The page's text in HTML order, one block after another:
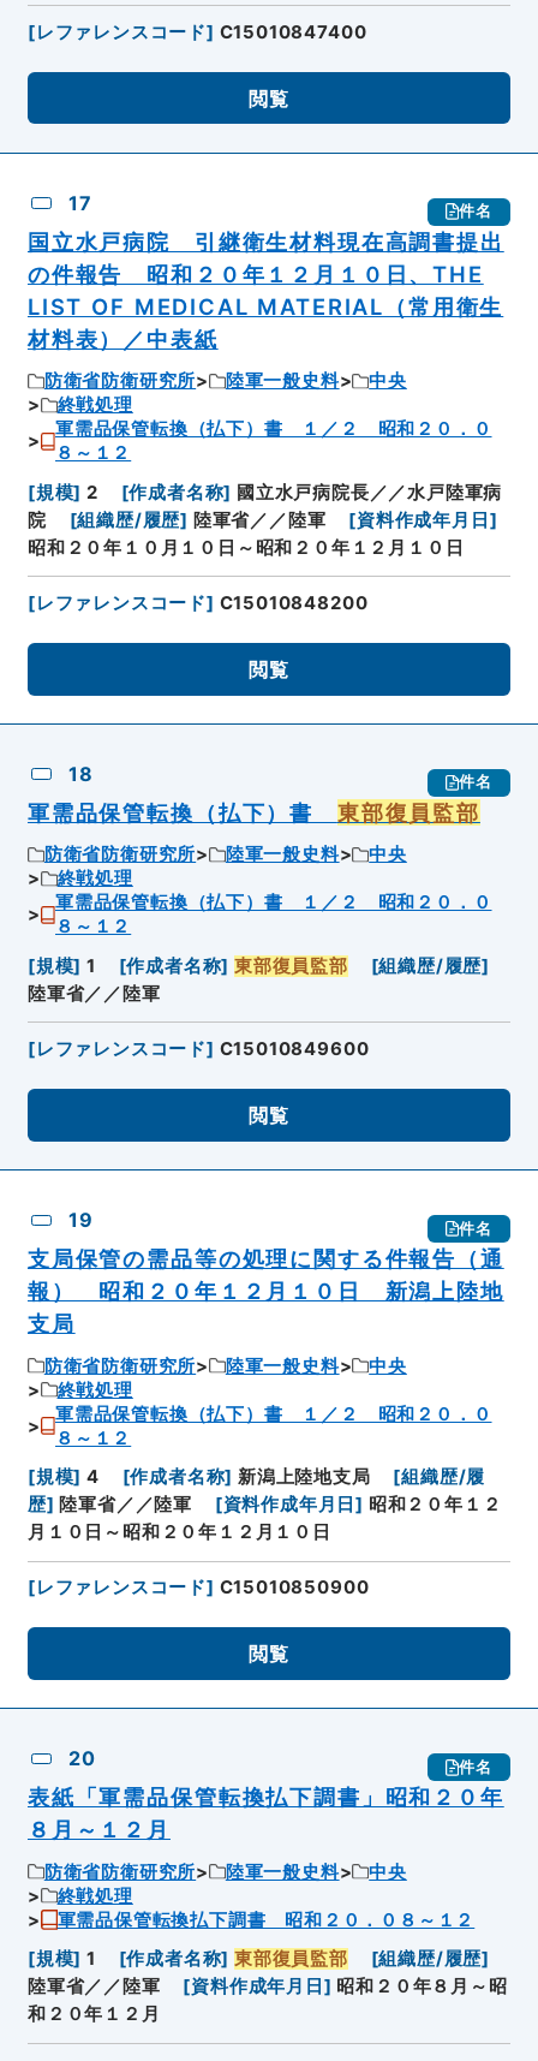
[レファレンスコード] C15010847400
閲覧
17 件名
国立水戸病院 引継衛生材料現在高調書提出
の件報告 昭和２０年１２月１０日、THE
LIST OF MEDICAL MATERIAL（常用衛生
材料表）／中表紙
防衛省防衛研究所 陸軍一般史料
中央
終戦処理
軍需品保管転換（払下）書 １／２ 昭和２０．０
８～１２
[規模] 2 [作成者名称] 國立水戸病院長／／水戸陸軍病
院
[組織歴/履歴] 陸軍省／／陸軍 [資料作成年月日 ]
昭和２０年１０月１０日～昭和２０年１２月１０日
[レファレンスコード] C15010848200
閲覧
18 件名
軍需品保管転換（払下）書 東部復員監部
防衛省防衛研究所 陸軍一般史料
中央
終戦処理
軍需品保管転換（払下）書 １／２ 昭和２０．０
８～１２
[規模] 1 [作成者名称] 東部復員監部 [組織歴/履歴]
陸軍省／／陸軍
[レファレンスコード] C15010849600
閲覧
19 件名
支局保管の需品等の処理に関する件報告（通
報） 昭和２０年１２月１０日 新潟上陸地
支局
防衛省防衛研究所 陸軍一般史料
中央
終戦処理
軍需品保管転換（払下）書 １／２ 昭和２０．０
８～１２
[規模] 4 [作成者名称] 新潟上陸地支局 [組織歴/履
歴] 陸軍省／／陸軍 [資料作成年月日] 昭和２０年１２
月１０日～昭和２０年１２月１０日
[レファレンスコード] C15010850900
閲覧
20 件名
表紙「軍需品保管転換払下調書」昭和２０年
８月～１２月
防衛省防衛研究所 陸軍一般史料
中央
終戦処理
軍需品保管転換払下調書 昭和２０．０８～１２
[規模] 1 [作成者名称] 東部復員監部 [組織歴/履歴]
陸軍省／／陸軍
[資料作成年月日 ] 昭和２０年８月～昭
和２０年１２月